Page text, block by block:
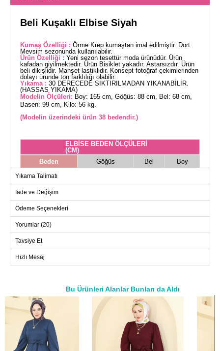
Beli Kuşaklı Elbise Siyah
Kumaş Özelliği : Örme Krep kumaştan imal edilmiştir. Dört
Mevsim sezonunda kullanılabilir.
Ürün Özelliği : Yeni sezon tesettür moda ürünüdür. Ürün
kafadan giyilmektedir. Ürün Bisiklet yakadır. Astarsızdır. Ürün
beli dikişlidir. Manşet lastiklidir. Konsept fotoğraf çekimlerinden
dolayı üründe ton farklılığı olabilir.
Yıkama : 30 DERECEDE SIKTIRILMADAN YIKANABİLİR.
(HASSAS YIKAMA)
Modelin Ölçüleri: Boy: 165 cm, Göğüs: 88 cm, Bel: 68 cm,
Basen: 99 cm, Kilo: 56 kg.
(Modelin üzerindeki ürün 38 bedendir.)
ELBİSE BEDEN ÖLÇÜLERİ
(CM)
Beden
Göğüs Bel
Boy
38
42
102 82
134
44
46
50
118 104
134
52
122 108 134
Yıkama Talimatı
İade ve Değişim
Ödeme Seçenekleri
Yorumlar (20)
Tavsiye Et
Hızlı Mesaj
Bu Ürünleri Alanlar Bunları da Aldı
a>